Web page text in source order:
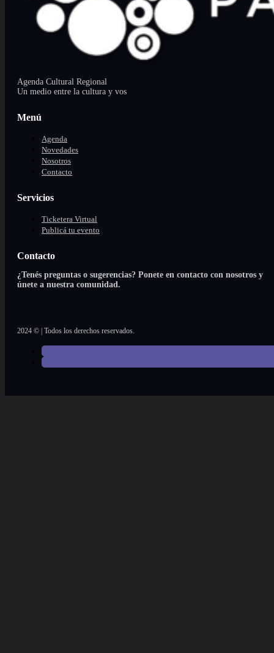
Agenda Cultural Regional
Un medio entre la cultura y vos
Menú
Agenda
Novedades
Nosotros
Contacto
Servicios
Ticketera Virtual
Publicá tu evento
Contacto
¿Tenés preguntas o sugerencias? Ponete en contacto con nosotros y
únete a nuestra comunidad.
2024 © | Todos los derechos reservados.